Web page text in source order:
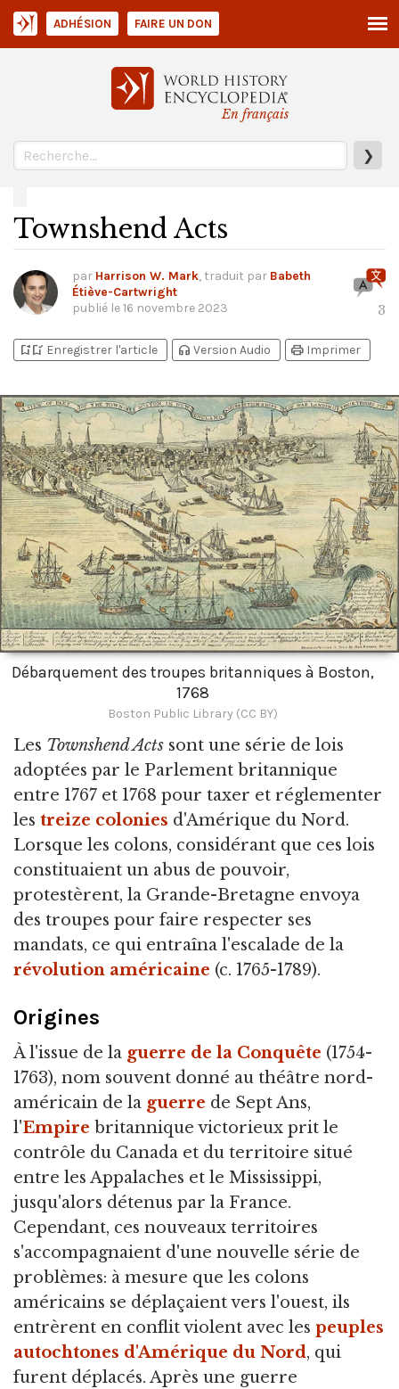
En français
❯
ADHÉSION FAIRE UN DON
Townshend Acts
par Harrison W. Mark, traduit par Babeth
Étiève-Cartwright
publié le16 novembre 2023 3
bookmark_addbookmark_added Enregistrer l'article headphones Version Audio print Imprimer
Débarquement des troupes britanniques à Boston,
1768
Boston Public Library (CC BY)
Les Townshend Acts sont une série de lois
adoptées par le Parlement britannique
entre 1767 et 1768 pour taxer et réglementer
les treize colonies d'Amérique du Nord.
Lorsque les colons, considérant que ces lois
constituaient un abus de pouvoir,
protestèrent, la Grande-Bretagne envoya
des troupes pour faire respecter ses
mandats, ce qui entraîna l'escalade de la
révolution américaine (c. 1765-1789).
Origines
À l'issue de la guerre de la Conquête (1754-
1763), nom souvent donné au théâtre nord-
américain de la guerre de Sept Ans,
l'Empire britannique victorieux prit le
contrôle du Canada et du territoire situé
entre les Appalaches et le Mississippi,
jusqu'alors détenus par la France.
Cependant, ces nouveaux territoires
s'accompagnaient d'une nouvelle série de
problèmes: à mesure que les colons
américains se déplaçaient vers l'ouest, ils
entrèrent en conflit violent avec les peuples
autochtones d'Amérique du Nord, qui
furent déplacés. Après une guerre